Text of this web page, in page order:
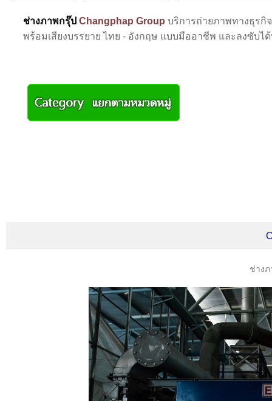
ช่างภาพกรุ๊ป Changphap Group บริการถ่ายภาพทางธุรกิ
พร้อมเสียงบรรยาย ไทย - อังกฤษ แบบมืออาชีพ และลงซับ
ช่างภ